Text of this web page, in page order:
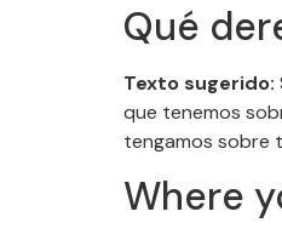
Qué
Texto sugerido:
que tenemos
tengamos sobre
Where